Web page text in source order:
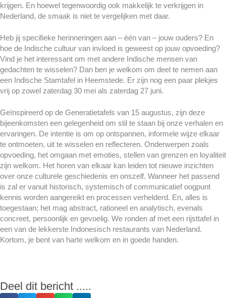
krijgen. En hoewel tegenwoordig ook makkelijk te verkrijgen in
Nederland, de smaak is niet te vergelijken met daar.
Heb jij specifieke herinneringen aan – één van – jouw ouders? En
hoe de Indische cultuur van invloed is geweest op jouw opvoeding?
Vind je het interessant om met andere Indische mensen van
gedachten te wisselen? Dan ben je welkom om deel te nemen aan
een Indische Stamtafel in Heemstede. Er zijn nog een paar plekjes
vrij op zowel zaterdag 30 mei als zaterdag 27 juni.
Geïnspireerd op de Generatietafels van 15 augustus, zijn deze
bijeenkomsten een gelegenheid om stil te staan bij onze verhalen en
ervaringen. De intentie is om op ontspannen, informele wijze elkaar
te ontmoeten, uit te wisselen en reflecteren. Onderwerpen zoals
opvoeding, het omgaan met emoties, stellen van grenzen en loyaliteit
zijn welkom. Het horen van elkaar kan leiden tot nieuwe inzichten
over onze culturele geschiedenis en onszelf. Wanneer het passend
is zal er vanuit historisch, systemisch of communicatief oogpunt
kennis worden aangereikt en processen verhelderd. En, alles is
toegestaan; het mag abstract, rationeel en analytisch, evenals
concreet, persoonlijk en gevoelig. We ronden af met een rijsttafel in
een van de lekkerste Indonesisch restaurants van Nederland.
Kortom, je bent van harte welkom en in goede handen.
Deel dit bericht .....